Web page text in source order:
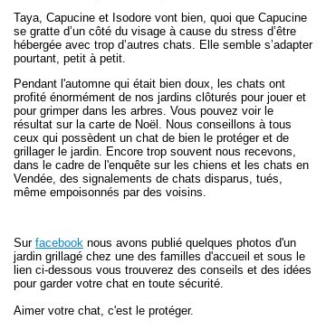
Taya, Capucine et Isodore vont bien, quoi que Capucine
se gratte d’un côté du visage à cause du stress d’être
hébergée avec trop d’autres chats. Elle semble s’adapter
pourtant, petit à petit.
Pendant l'automne qui était bien doux, les chats ont
profité énormément de nos jardins clôturés pour jouer et
pour grimper dans les arbres. Vous pouvez voir le
résultat sur la carte de Noël. Nous conseillons à tous
ceux qui possèdent un chat de bien le protéger et de
grillager le jardin. Encore trop souvent nous recevons,
dans le cadre de l'enquête sur les chiens et les chats en
Vendée, des signalements de chats disparus, tués,
même empoisonnés par des voisins.
Sur facebook nous avons publié quelques photos d'un
jardin grillagé chez une des familles d'accueil et sous le
lien ci-dessous vous trouverez des conseils et des idées
pour garder votre chat en toute sécurité.
Aimer votre chat, c'est le protéger.